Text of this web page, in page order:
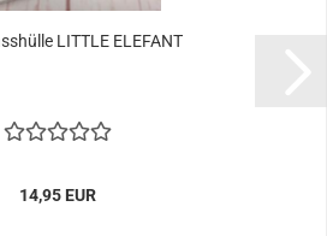
LITTLE ELEFANT
14,95 EUR